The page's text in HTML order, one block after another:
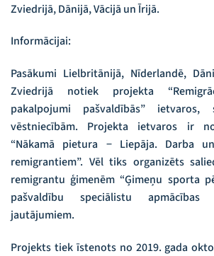
Zviedrijā, Dānijā, Vācijā un Īrijā.
Informācijai:
Pasākumi Lielbritānijā, Nīderlandē,
Zviedrijā notiek projekta
pakalpojumi pašvaldībās”
vēstniecībām. Projekta ietvaros ir
“Nākamā pietura − Liepāja. Darba
remigrantiem”. Vēl tiks organizēts
remigrantu ģimenēm “Ģimeņu sporta
pašvaldību speciālistu apmācības
jautājumiem.
Projekts tiek īstenots no 2019. gada